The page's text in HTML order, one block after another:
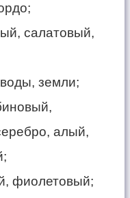
салатовый,
земли;
алый,
фиолетовый;